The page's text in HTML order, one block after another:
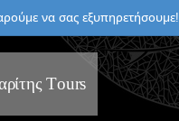
να σας εξυπηρετήσουμε!
Τours